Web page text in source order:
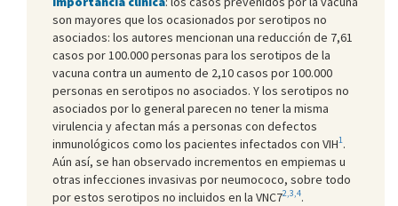
son mayores que los ocasionados por serotipos no
asociados: los autores mencionan una reducción de 7,61
casos por 100.000 personas para los serotipos de la
vacuna contra un aumento de 2,10 casos por 100.000
personas en serotipos no asociados. Y los serotipos no
asociados por lo general parecen no tener la misma
virulencia y afectan más a personas con defectos
inmunológicos como los pacientes infectados con VIH1.
Aún así, se han observado incrementos en empiemas u
otras infecciones invasivas por neumococo, sobre todo
por estos serotipos no incluidos en la VNC72,3,4.